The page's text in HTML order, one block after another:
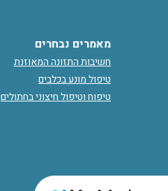
מאמרים נבחרים
חשיבות התזונה המאוזנת
טיפול מונע בכלבים
טיפוח וטיפול חיצוני בחתולים